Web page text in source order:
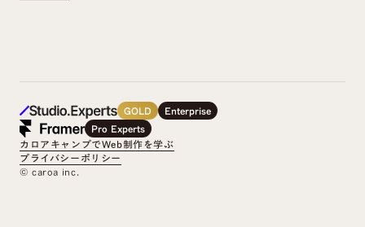
GOLD
Enterprise
Pro Experts
カロアキャンプでWeb制作を学ぶ
プライバシーポリシー
©︎ caroa inc.